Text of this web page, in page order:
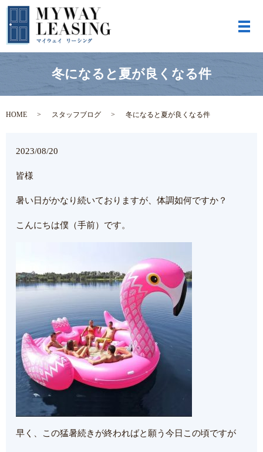
メ
冬になると夏が良くなる件
HOME スタッフブログ 冬になると夏が良くなる件
2023/08/20
皆様
暑い日がかなり続いておりますが、体調如何ですか？
こんにちは僕（手前）です。
早く、この猛暑続きが終わればと願う今日この頃ですが